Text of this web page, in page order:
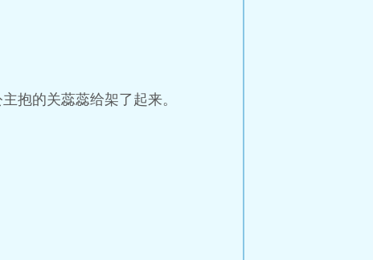
抱的关蕊蕊给架了起来。